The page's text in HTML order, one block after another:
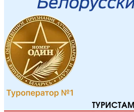
ТУРИСТАМ